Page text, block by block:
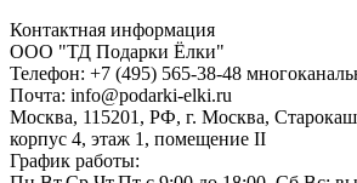
Контактная информация
ООО "ТД Подарки Ёлки"
Телефон: +7 (495) 565-38-48
Почта: info@podarki-elki.ru
Москва, 115201, РФ, г. Москва,
корпус 4, этаж 1, помещение II
График работы: